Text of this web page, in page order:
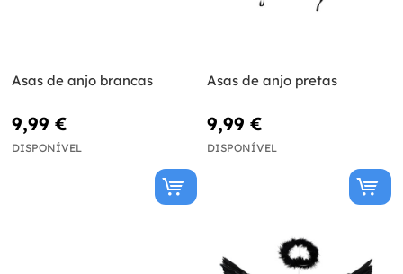
Asas de anjo brancas
9,99 €
DISPONÍVEL
Asas de anjo pretas
9,99 €
DISPONÍVEL